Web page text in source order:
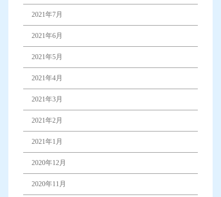
2021年7月
2021年6月
2021年5月
2021年4月
2021年3月
2021年2月
2021年1月
2020年12月
2020年11月